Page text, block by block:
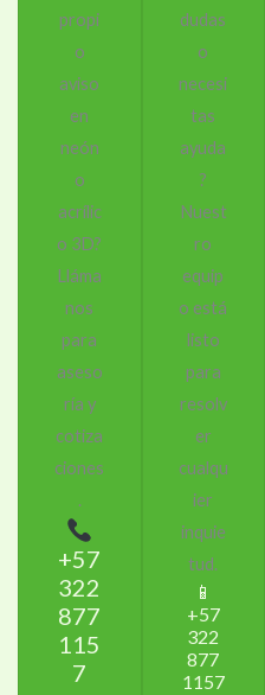
propi
o
aviso
en
neón
o
acrílic
o 3D?
Lláma
nos
para
aseso
ría y
cotiza
ciones
.
+57
322
877
115
7
dudas
o
necesi
tas
ayuda
?
Nuest
ro
equip
o está
listo
para
resolv
er
cualqu
ier
inquie
tud.
📱
+57
322
877
1157